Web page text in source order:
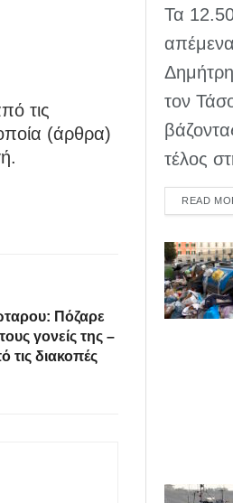
τις
(άρθρα)
Πόζαρε
γονείς της –
διακοπές
Τα
τον
τέλος
READ